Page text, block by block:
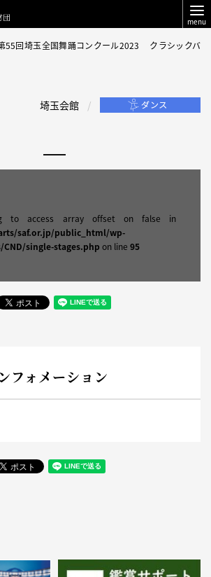
menu
55回埼玉全国舞踊コンクール2023 クラシックバ
埼玉会館
to access array offset on false in
saf.or.jp/public_html/wp-
single-stages.php on line 95
フォメーション